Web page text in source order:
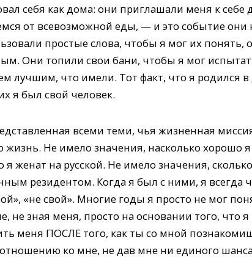
себя как дома: они приглашали меня к
от всевозможной еды, — и это событие они
простые слова, чтобы я мог их понять,
Они топили свои бани, чтобы я мог
лучшим, что имели. Тот факт, что я родился в
я был свой человек.
всеми теми, чья жизненная
Не имело значения, насколько хорошо
я женат на русской. Не имело значения,
резидентом. Когда я был с ними, я всегда
«не свой». Многие годы я просто не мог
не зная меня, просто на основании того, что
меня ПОСЛЕ того, как ты со мной
ко мне, не дав мне ни единого